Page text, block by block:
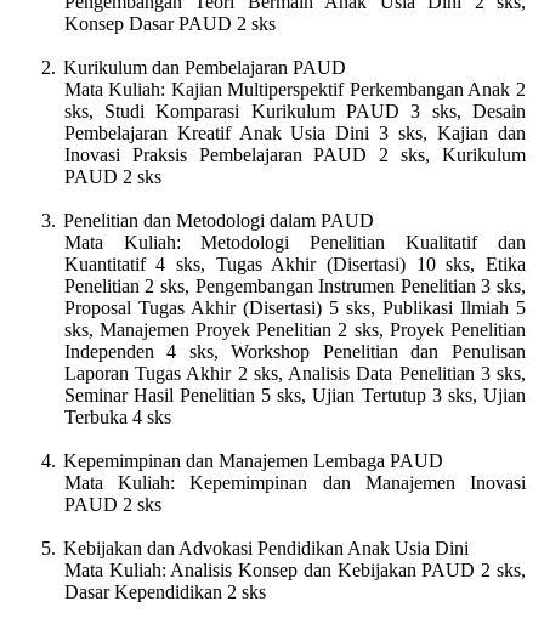
Konsep Dasar PAUD 2 sks
2. Kurikulum dan Pembelajaran PAUD
Mata Kuliah: Kajian Multiperspektif Perkembangan Anak 2
sks, Studi Komparasi Kurikulum PAUD 3 sks, Desain
Pembelajaran Kreatif Anak Usia Dini 3 sks, Kajian dan
Inovasi Praksis Pembelajaran PAUD 2 sks, Kurikulum
PAUD 2 sks
3. Penelitian dan Metodologi dalam PAUD
Mata Kuliah: Metodologi Penelitian Kualitatif dan
Kuantitatif 4 sks, Tugas Akhir (Disertasi) 10 sks, Etika
Penelitian 2 sks, Pengembangan Instrumen Penelitian 3 sks,
Proposal Tugas Akhir (Disertasi) 5 sks, Publikasi Ilmiah 5
sks, Manajemen Proyek Penelitian 2 sks, Proyek Penelitian
Independen 4 sks, Workshop Penelitian dan Penulisan
Laporan Tugas Akhir 2 sks, Analisis Data Penelitian 3 sks,
Seminar Hasil Penelitian 5 sks, Ujian Tertutup 3 sks, Ujian
Terbuka 4 sks
4. Kepemimpinan dan Manajemen Lembaga PAUD
Mata Kuliah: Kepemimpinan dan Manajemen Inovasi
PAUD 2 sks
5. Kebijakan dan Advokasi Pendidikan Anak Usia Dini
Mata Kuliah: Analisis Konsep dan Kebijakan PAUD 2 sks,
Dasar Kependidikan 2 sks